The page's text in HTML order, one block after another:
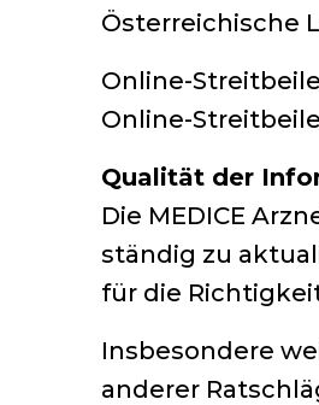
Österreichische
Online-
Online-
Qualität der
Die MEDICE
ständig zu
für die
Insbesondere
anderer